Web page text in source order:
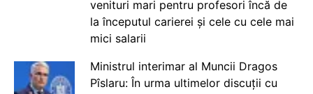
venituri mari pentru profesori încă de
la începutul carierei și cele cu cele mai
mici salarii
Ministrul interimar al Muncii Dragos
Pîslaru: În urma ultimelor discuții cu